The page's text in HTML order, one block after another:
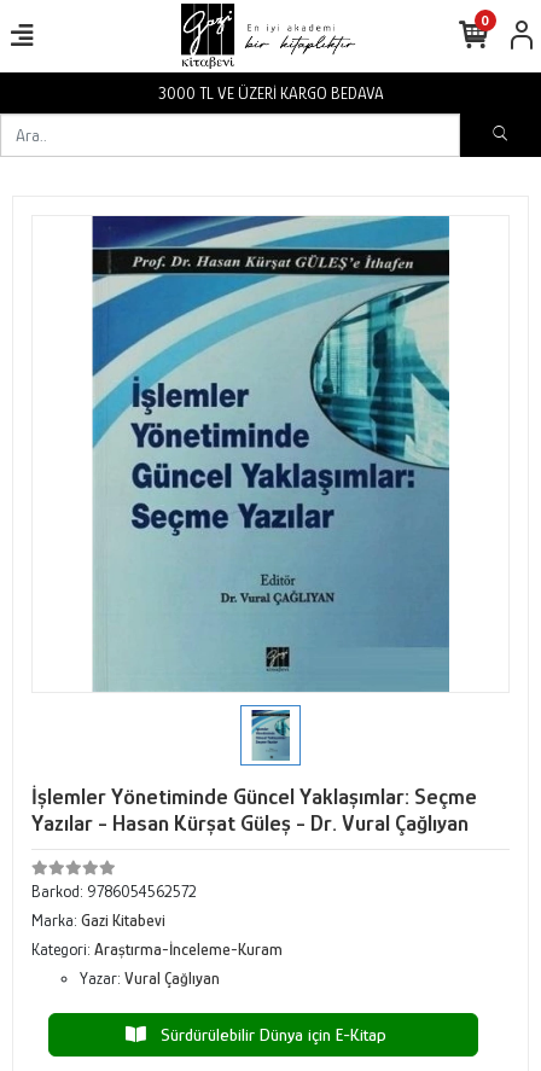
3000 TL VE ÜZERİ KARGO BEDAVA
0
İşlemler Yönetiminde Güncel Yaklaşımlar: Seçme
Yazılar - Hasan Kürşat Güleş - Dr. Vural Çağlıyan
Barkod: 9786054562572
Marka: Gazi Kitabevi
Kategori: Araştırma-İnceleme-Kuram
Yazar: Vural Çağlıyan
Sürdürülebilir Dünya için E-Kitap